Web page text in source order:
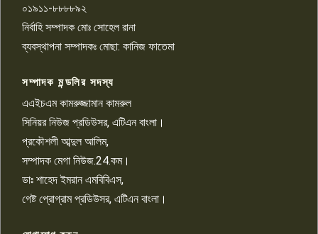
৯
চাঁদাবাজি ও হয়রানির অভিযোগ
১০
০১৯১১-৮৮৮৮৯২
নির্বাহি সম্পাদক মোঃ সোহেল রানা
ব্যবস্থাপনা সম্পাদকঃ মোছা: কানিজ ফাতেমা
সম্পাদক মন্ডলির সদস্য
এএইচএম কামরুজ্জামান কামরুল
সিনিয়র নিউজ প্রডিউসর, এটিএন বাংলা।
প্রকৌশলী আব্দুল আলিম,
সম্পাদক মেগা নিউজ.24.কম।
ডাঃ শাহেদ ইমরান এমবিবিএস,
গেষ্ট প্রোগ্রাম প্রডিউসর, এটিএন বাংলা।